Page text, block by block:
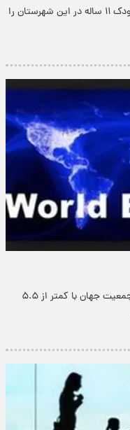
پارسینه: فرماندار ایذه جزئیات خودکشی یک کودک ۱۱ ساله در این شهرستان را
پارسینه: بانک جهانی اعلام کرد تقریبا نیمی از جمعیت جهان با کمتر از ۵.۵